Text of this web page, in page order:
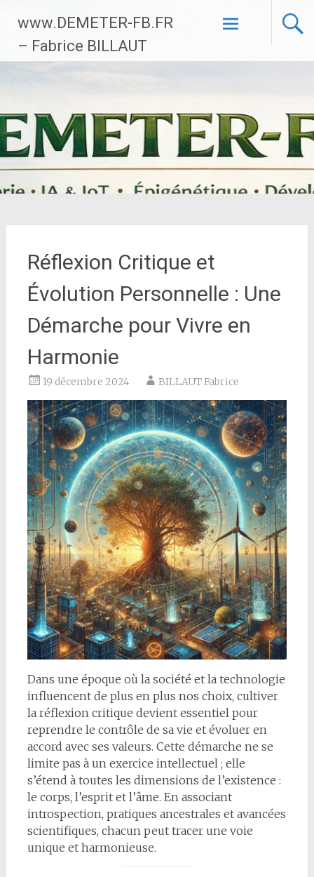
contenu
principal
www.DEMETER-FB.FR
– Fabrice BILLAUT
Réflexion Critique et
Évolution Personnelle : Une
Démarche pour Vivre en
Harmonie
19 décembre 2024 BILLAUT Fabrice
Dans une époque où la société et la technologie
influencent de plus en plus nos choix, cultiver
la réflexion critique devient essentiel pour
reprendre le contrôle de sa vie et évoluer en
accord avec ses valeurs. Cette démarche ne se
limite pas à un exercice intellectuel ; elle
s’étend à toutes les dimensions de l’existence :
le corps, l’esprit et l’âme. En associant
introspection, pratiques ancestrales et avancées
scientifiques, chacun peut tracer une voie
unique et harmonieuse.